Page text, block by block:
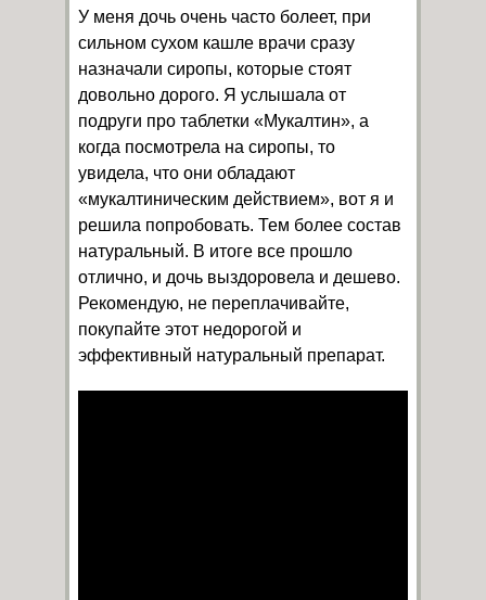
У меня дочь очень часто болеет, при
сильном сухом кашле врачи сразу
назначали сиропы, которые стоят
довольно дорого. Я услышала от
подруги про таблетки «Мукалтин», а
когда посмотрела на сиропы, то
увидела, что они обладают
«мукалтиническим действием», вот я и
решила попробовать. Тем более состав
натуральный. В итоге все прошло
отлично, и дочь выздоровела и дешево.
Рекомендую, не переплачивайте,
покупайте этот недорогой и
эффективный натуральный препарат.